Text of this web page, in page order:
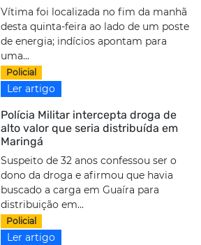
Vítima foi localizada no fim da manhã
desta quinta-feira ao lado de um poste
de energia; indícios apontam para
uma...
Policial
Ler artigo
Polícia Militar intercepta droga de
alto valor que seria distribuída em
Maringá
Suspeito de 32 anos confessou ser o
dono da droga e afirmou que havia
buscado a carga em Guaíra para
distribuição em...
Policial
Ler artigo